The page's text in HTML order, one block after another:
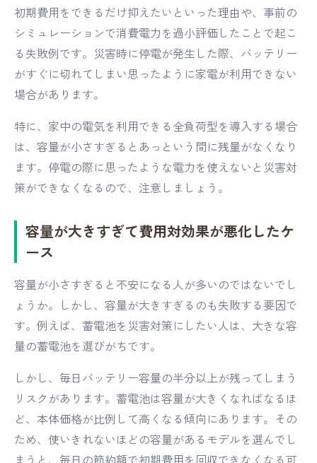
初期費用をできるだけ抑えたいといった理由や、事前の
シミュレーションで消費電力を過小評価したことで起こ
る失敗例です。災害時に停電が発生した際、バッテリー
がすぐに切れてしまい思ったように家電が利用できない
場合があります。
特に、家中の電気を利用できる全負荷型を導入する場合
は、容量が小さすぎるとあっという間に残量がなくなり
ます。停電の際に思ったような電力を使えないと災害対
策ができなくなるので、注意しましょう。
容量が大きすぎて費用対効果が悪化したケ
ース
容量が小さすぎると不安になる人が多いのではないでし
ょうか。しかし、容量が大きすぎるのも失敗する要因で
す。例えば、蓄電池を災害対策にしたい人は、大きな容
量の蓄電池を選びがちです。
しかし、毎日バッテリー容量の半分以上が残ってしまう
リスクがあります。蓄電池は容量が大きくなればなるほ
ど、本体価格が比例して高くなる傾向にあります。その
ため、使いきれないほどの容量があるモデルを選んでし